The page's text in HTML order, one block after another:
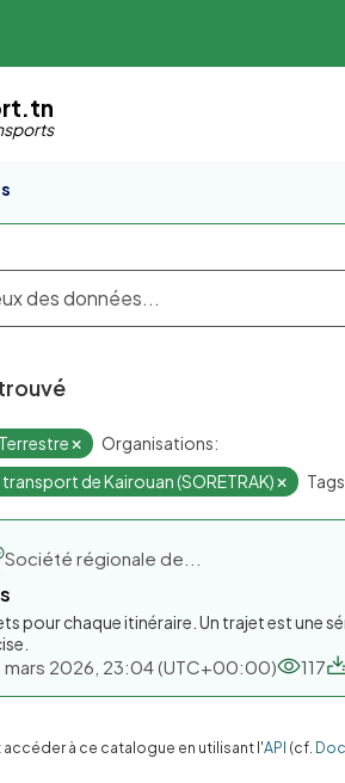
Organisations:
de Kairouan (SORETRAK)
Société régionale de...
pour chaque itinéraire. Un trajet est une
mars 2026, 23:04 (UTC+00:00) 117
à ce catalogue en utilisant l'API (cf.